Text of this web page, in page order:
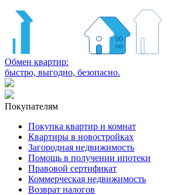
Обмен квартир:
быстро, выгодно, безопасно.
Покупателям
Покупка квартир и комнат
Квартиры в новостройках
Загородная недвижимость
Помощь в получении ипотеки
Правовой сертификат
Коммерческая недвижимость
Возврат налогов